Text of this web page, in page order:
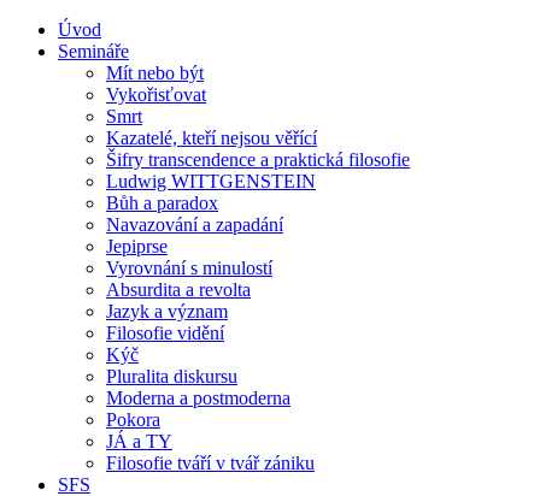
Úvod
Semináře
Mít nebo být
Vykořisťovat
Smrt
Kazatelé, kteří nejsou věřící
Šifry transcendence a praktická filosofie
Ludwig WITTGENSTEIN
Bůh a paradox
Navazování a zapadání
Jepiprse
Vyrovnání s minulostí
Absurdita a revolta
Jazyk a význam
Filosofie vidění
Kýč
Pluralita diskursu
Moderna a postmoderna
Pokora
JÁ a TY
Filosofie tváří v tvář zániku
SFS